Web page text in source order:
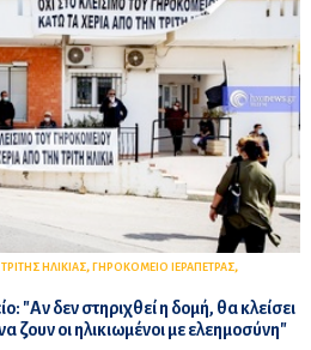
ΗΛΙΚΙΑΣ, ΓΗΡΟΚΟΜΕΙΟ ΙΕΡΑΠΕΤΡΑΣ,
"Αν δεν στηριχθεί η δομή, θα κλείσει
ζουν οι ηλικιωμένοι με ελεημοσύνη"